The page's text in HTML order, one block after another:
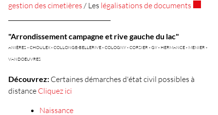
gestion des cimetières / Les légalisations de documents
"Arrondissement campagne et rive gauche du lac"
ANIÈRES - CHOULEX - COLLONGE-BELLERIVE - COLOGNY - CORSIER - GY - HERMANCE - MENIER -
VANDOEUVRES
Découvrez: Certaines démarches d'état civil possibles à
distance Cliquez ici
Naissance